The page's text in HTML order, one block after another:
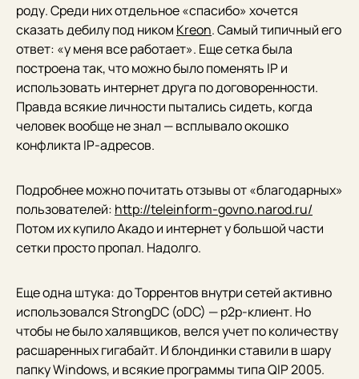
роду. Среди них отдельное «спасибо» хочется
сказать дебилу под ником Kreon. Самый типичный его
ответ: «у меня все работает». Еще сетка была
построена так, что можно было поменять IP и
использовать интернет друга по договоренности.
Правда всякие личности пытались сидеть, когда
человек вообще не знал — всплывало окошко
конфликта IP-адресов.
Подробнее можно почитать отзывы от «благодарных»
пользователей: http://teleinform-govno.narod.ru/
Потом их купило Акадо и интернет у большой части
сетки просто пропал. Надолго.
Еще одна штука: до Торрентов внутри сетей активно
использовался StrongDC (oDC) — p2p-клиент. Но
чтобы не было халявщиков, велся учет по количеству
расшаренных гигабайт. И блондинки ставили в шару
папку Windows, и всякие программы типа QIP 2005.